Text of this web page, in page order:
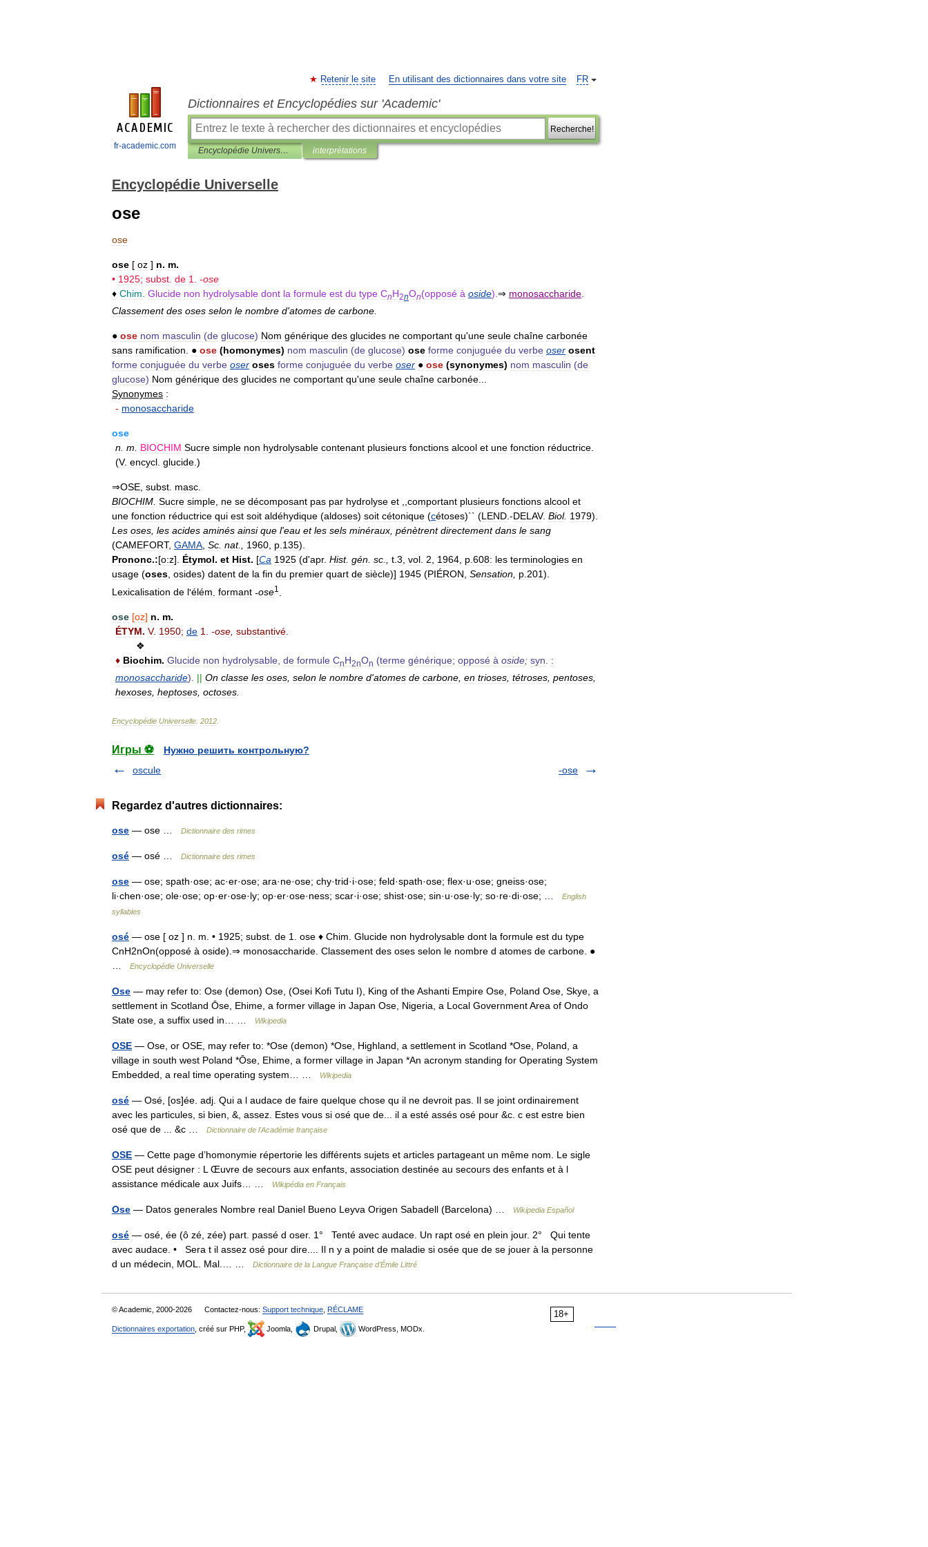
fr-academic.com
FR
Retenir le site En utilisant des dictionnaires dans votre site
Dictionnaires et Encyclopédies sur 'Academic'
Recherche!
Encyclopédie Universelle interprétations
Encyclopédie Universelle
ose
ose
ose [ oz ] n. m.
• 1925; subst de 1 -ose
♦ Chim Glucide non hydrolysable dont la formule est du type CnH2nOn(opposé à oside). ⇒ monosaccharide
Classement des oses selon le nombre d'atomes de carbone
● ose nom masculin (de glucose) Nom générique des glucides ne comportant qu'une seule chaîne carbonée
sans ramification ● ose (homonymes) nom masculin (de glucose) ose forme conjuguée du verbe oser osent
forme conjuguée du verbe oser oses forme conjuguée du verbe oser ● ose (synonymes) nom masculin (de
glucose) Nom générique des glucides ne comportant qu'une seule chaîne carbonée
Synonymes :
- monosaccharide
ose
n m BIOCHIM Sucre simple non hydrolysable contenant plusieurs fonctions alcool et une fonction réductrice
(V. encycl glucide .)
⇒OSE subst masc
BIOCHIM Sucre simple ne se décomposant pas par hydrolyse et comportant plusieurs fonctions alcool et
une fonction réductrice qui est soit aldéhydique (aldoses) soit cétonique (cétoses)`` (LEND .-DELAV. Biol. 1979).
Les oses les acides aminés ainsi que l'eau et les sels minéraux pénètrent directement dans le sang
(CAMEFORT, GAMA Sc nat., 1960 p 135).
Prononc.:[o:z]. Étymol. et Hist. [Ca 1925 (d'apr. Hist. gén sc t 3 vol 2 1964 p 608: les terminologies en
usage (oses osides) datent de la fin du premier quart de siècle)] 1945 (PIÉRON Sensation p 201).
Lexicalisation de l'élém formant -ose1
ose [oz] n. m.
ÉTYM. V. 1950; de 1. -ose, substantivé.
❖
♦ Biochim. Glucide non hydrolysable, de formule CnH2nOn (terme générique; opposé à oside; syn. :
monosaccharide). || On classe les oses, selon le nombre d'atomes de carbone, en trioses, tétroses, pentoses,
hexoses, heptoses, octoses.
Encyclopédie Universelle 2012
Игры ⚽
Нужно решить контрольную?
oscule
-ose
Regardez d'autres dictionnaires:
ose — ose … Dictionnaire des rimes
osé — osé … Dictionnaire des rimes
ose — ose; spath·ose; ac·er·ose; ara·ne·ose; chy·trid·i·ose; feld·spath·ose; flex·u·ose; gneiss·ose;
li·chen·ose; ole·ose; op·er·ose·ly; op·er·ose·ness; scar·i·ose; shist·ose; sin·u·ose·ly; so·re·di·ose; …
English
syllables
osé — ose [ oz ] n. m. • 1925; subst. de 1. ose ♦ Chim. Glucide non hydrolysable dont la formule est du type
CnH2nOn(opposé à oside).⇒ monosaccharide. Classement des oses selon le nombre d atomes de carbone. ●
…
Encyclopédie Universelle
Ose — may refer to: Ose (demon) Ose, (Osei Kofi Tutu I), King of the Ashanti Empire Ose, Poland Ose, Skye, a
settlement in Scotland Ōse, Ehime, a former village in Japan Ose, Nigeria, a Local Government Area of Ondo
State ose, a suffix used in… …
Wikipedia
OSE — Ose, or OSE, may refer to: *Ose (demon) *Ose, Highland, a settlement in Scotland *Ose, Poland, a
village in south west Poland *Ōse, Ehime, a former village in Japan *An acronym standing for Operating System
Embedded, a real time operating system… …
Wikipedia
osé — Osé, [os]ée. adj. Qui a l audace de faire quelque chose qu il ne devroit pas. Il se joint ordinairement
avec les particules, si bien, &, assez. Estes vous si osé que de... il a esté assés osé pour &c. c est estre bien
osé que de ... &c …
Dictionnaire de l'Académie française
OSE — Cette page d’homonymie répertorie les différents sujets et articles partageant un même nom. Le sigle
OSE peut désigner : L Œuvre de secours aux enfants, association destinée au secours des enfants et à l
assistance médicale aux Juifs… …
Wikipédia en Français
Ose — Datos generales Nombre real Daniel Bueno Leyva Origen Sabadell (Barcelona) … Wikipedia Español
osé — osé, ée (ô zé, zée) part. passé d oser. 1° Tenté avec audace. Un rapt osé en plein jour. 2° Qui tente
avec audace. • Sera t il assez osé pour dire.... Il n y a point de maladie si osée que de se jouer à la personne
d un médecin, MOL. Mal.… …
Dictionnaire de la Langue Française d'Émile Littré
18+
© Academic, 2000-2026 Contactez-nous: Support technique RÉCLAME
Dictionnaires exportation , créé sur PHP, Joomla, Drupal, WordPress, MODx.